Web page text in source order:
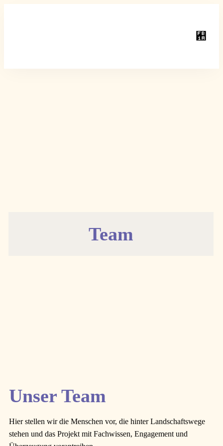
Team
Unser Team
Hier stellen wir die Menschen vor, die hinter Landschaftswege
stehen und das Projekt mit Fachwissen, Engagement und